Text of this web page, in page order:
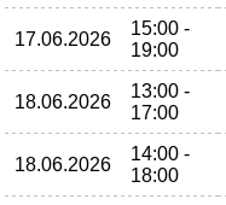
17.06.2026
15:00 -
19:00
18.06.2026
13:00 -
17:00
18.06.2026
14:00 -
18:00